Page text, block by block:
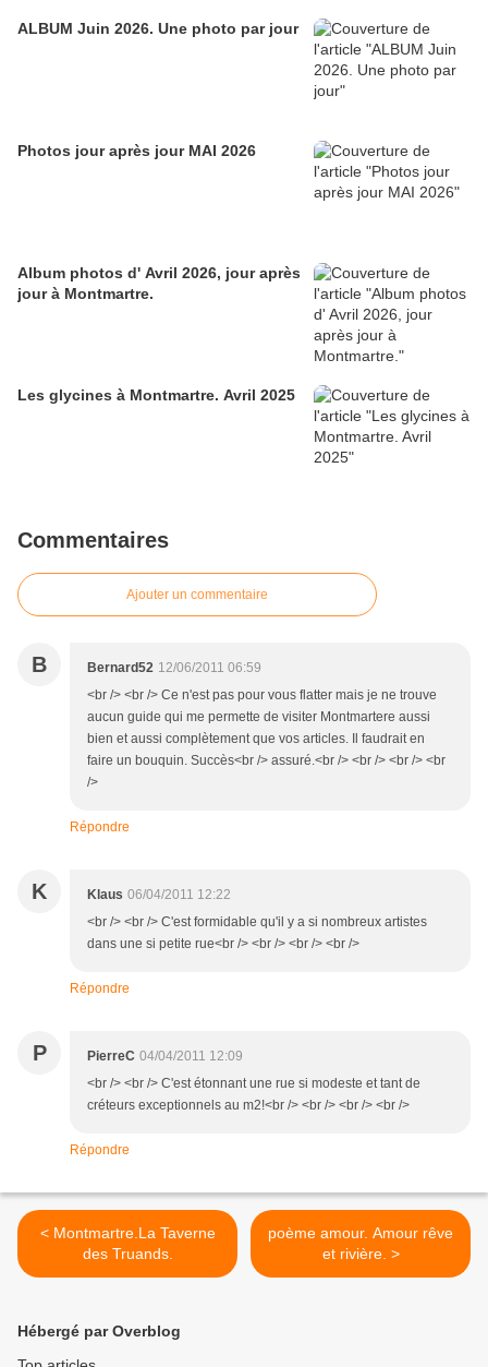
ALBUM Juin 2026. Une photo par jour
Photos jour après jour MAI 2026
Album photos d' Avril 2026, jour après
jour à Montmartre.
Les glycines à Montmartre. Avril 2025
Commentaires
Ajouter un commentaire
B Bernard52 12/06/2011 06:59
<br /> <br /> Ce n'est pas pour vous flatter mais je ne trouve
aucun guide qui me permette de visiter Montmartere aussi
bien et aussi complètement que vos articles. Il faudrait en
faire un bouquin. Succès<br /> assuré.<br /> <br /> <br /> <br
/>
Répondre
K Klaus 06/04/2011 12:22
<br /> <br /> C'est formidable qu'il y a si nombreux artistes
dans une si petite rue<br /> <br /> <br /> <br />
Répondre
P PierreC 04/04/2011 12:09
<br /> <br /> C'est étonnant une rue si modeste et tant de
créteurs exceptionnels au m2!<br /> <br /> <br /> <br />
Répondre
< Montmartre.La Taverne
des Truands.
poème amour. Amour rêve
et rivière. >
Hébergé par Overblog